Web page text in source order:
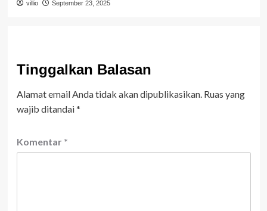
villio September 23, 2025
Tinggalkan Balasan
Alamat email Anda tidak akan dipublikasikan. Ruas yang
wajib ditandai*
Komentar *